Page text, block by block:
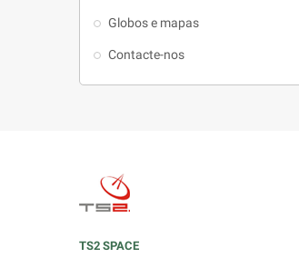
Globos e mapas
Contacte-nos
TS2 SPACE